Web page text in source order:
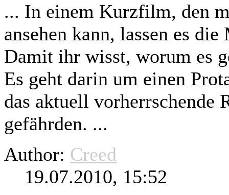
... In einem Kurzfilm, den
ansehen kann, lassen es
Damit ihr wisst, worum es
Es geht darin um einen
das aktuell vorherrschende
gefährden. ...
Author: Creed
19.07.2010, 15:52